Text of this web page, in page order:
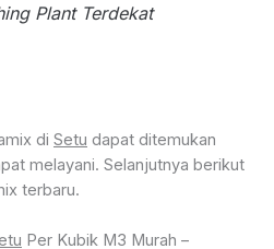
Plant Terdekat
di Setu dapat ditemukan
melayani. Selanjutnya berikut
terbaru.
Per Kubik M3 Murah –